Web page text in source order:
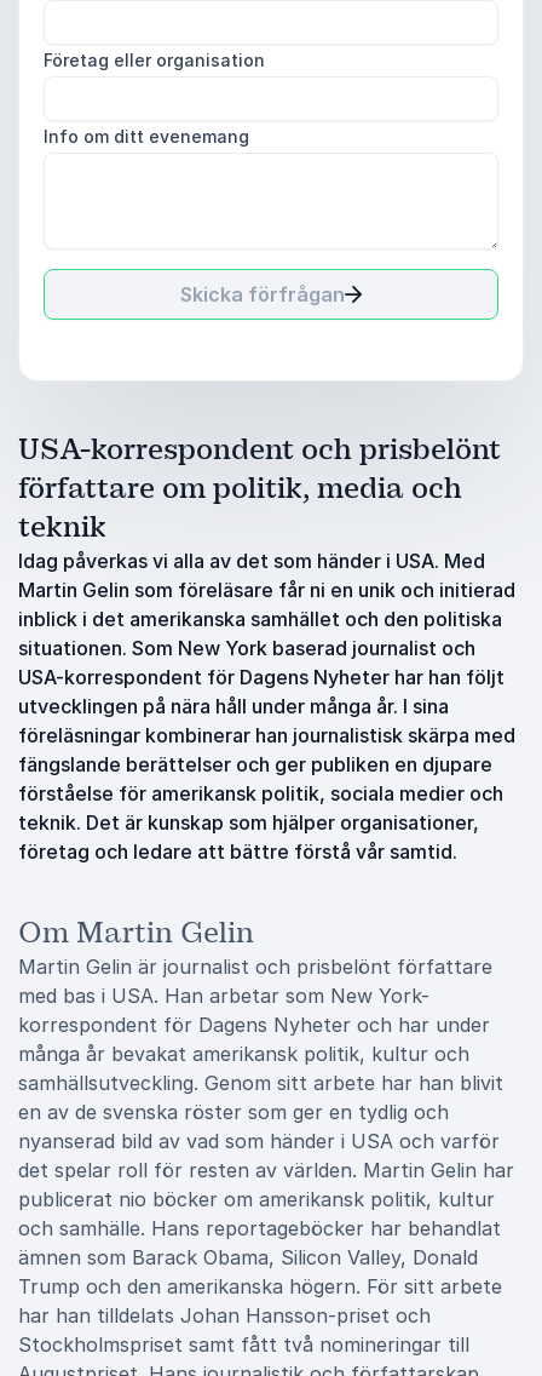
Företag eller organisation
Info om ditt evenemang
Skicka förfrågan
USA-korrespondent och prisbelönt
författare om politik, media och
teknik
Idag påverkas vi alla av det som händer i USA. Med
Martin Gelin som föreläsare får ni en unik och initierad
inblick i det amerikanska samhället och den politiska
situationen. Som New York baserad journalist och
USA-korrespondent för Dagens Nyheter har han följt
utvecklingen på nära håll under många år. I sina
föreläsningar kombinerar han journalistisk skärpa med
fängslande berättelser och ger publiken en djupare
förståelse för amerikansk politik, sociala medier och
teknik. Det är kunskap som hjälper organisationer,
företag och ledare att bättre förstå vår samtid.
Om Martin Gelin
Martin Gelin är journalist och prisbelönt författare
med bas i USA. Han arbetar som New York-
korrespondent för Dagens Nyheter och har under
många år bevakat amerikansk politik, kultur och
samhällsutveckling. Genom sitt arbete har han blivit
en av de svenska röster som ger en tydlig och
nyanserad bild av vad som händer i USA och varför
det spelar roll för resten av världen. Martin Gelin har
publicerat nio böcker om amerikansk politik, kultur
och samhälle. Hans reportageböcker har behandlat
ämnen som Barack Obama, Silicon Valley, Donald
Trump och den amerikanska högern. För sitt arbete
har han tilldelats Johan Hansson-priset och
Stockholmspriset samt fått två nomineringar till